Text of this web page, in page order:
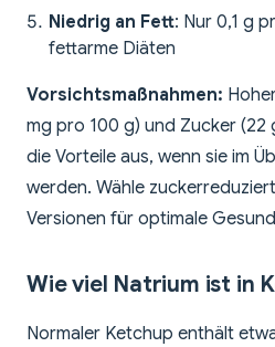
Niedrig an Fett: Nur 0,1 g
fettarme Diäten
Vorsichtsmaßnahmen:
mg pro 100 g) und Zucker (22
die Vorteile aus, wenn sie im
werden. Wähle
Versionen für optimale
Wie viel Natrium ist in
Normaler Ketchup enthält